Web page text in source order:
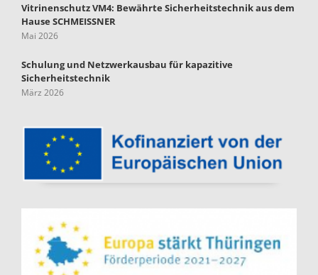
Vitrinenschutz VM4: Bewährte Sicherheitstechnik aus dem
Hause SCHMEISSNER
Mai 2026
Schulung und Netzwerkausbau für kapazitive
Sicherheitstechnik
März 2026